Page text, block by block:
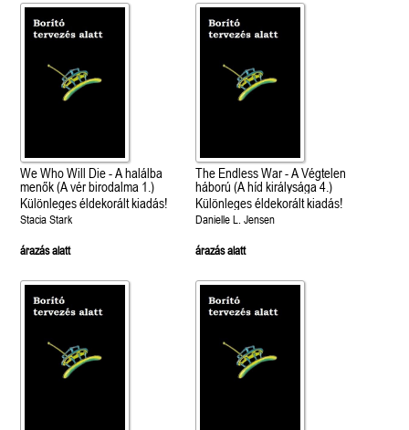
We Who Will Die - A halálba
menők (A vér birodalma 1.)
Különleges éldekorált kiadás!
Stacia Stark
árazás alatt
The Endless War - A Végtelen
háború (A híd királysága 4.)
Különleges éldekorált kiadás!
Danielle L. Jensen
árazás alatt